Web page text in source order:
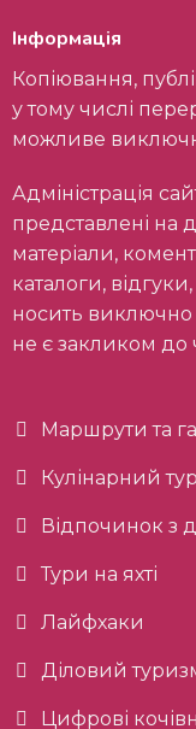
Інформація
Копіювання, публікація та будь-яке використання,
у тому числі
можливе
Адміністрація сайту не несе відповідальності за
представлені на
матеріали,
каталоги,
носить виключно
не є закликом до
Маршрути та
Кулінарний
Відпочинок з
Тури на яхті
Лайфхаки
Діловий
Цифрові